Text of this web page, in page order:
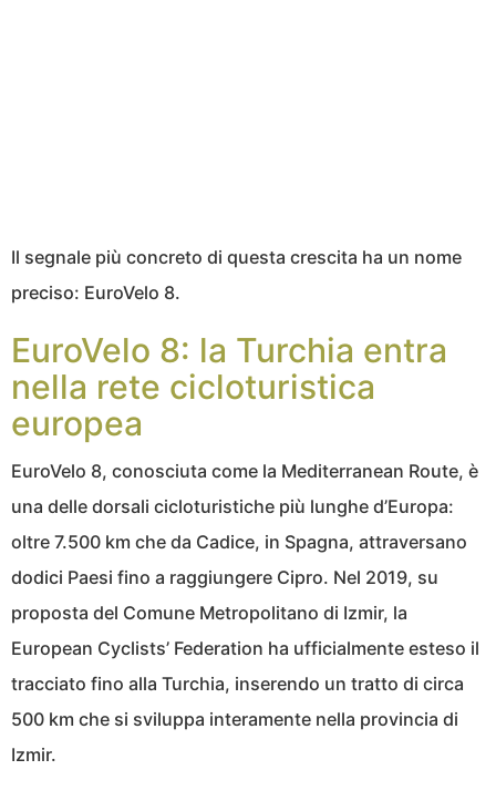
Il segnale più concreto di questa crescita ha un nome
preciso: EuroVelo 8.
EuroVelo 8: la Turchia entra
nella rete cicloturistica
europea
EuroVelo 8, conosciuta come la Mediterranean Route, è
una delle dorsali cicloturistiche più lunghe d’Europa:
oltre 7.500 km che da Cadice, in Spagna, attraversano
dodici Paesi fino a raggiungere Cipro. Nel 2019, su
proposta del Comune Metropolitano di Izmir, la
European Cyclists’ Federation ha ufficialmente esteso il
tracciato fino alla Turchia, inserendo un tratto di circa
500 km che si sviluppa interamente nella provincia di
Izmir.